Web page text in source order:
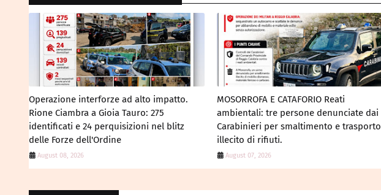
Operazione interforze ad alto impatto.
Rione Ciambra a Gioia Tauro: 275
identificati e 24 perquisizioni nel blitz
delle Forze dell'Ordine
August 08, 2026
MOSORROFA E CATAFORIO Reati
ambientali: tre persone denunciate dai
Carabinieri per smaltimento e trasporto
illecito di rifiuti.
August 07, 2026